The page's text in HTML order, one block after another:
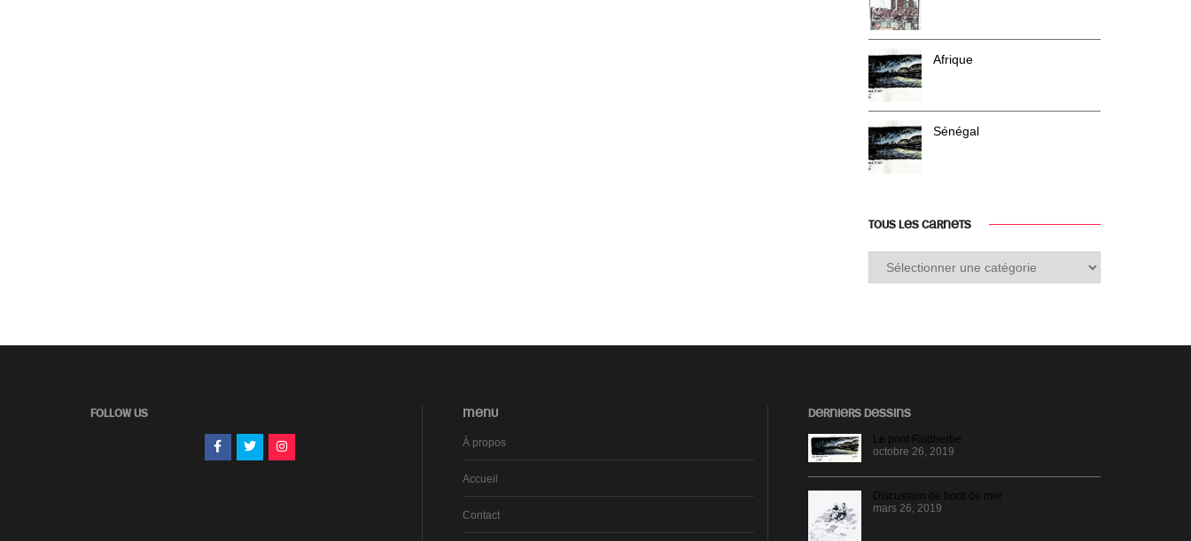
Afrique
Sénégal
TOUS LES CARNETS
Tous
les
FOLLOW US MENU
À propos
Accueil
Contact
DERNIERS DESSINS
Le pont Faidherbe
octobre 26, 2019
Discussion de bord de mer
mars 26, 2019